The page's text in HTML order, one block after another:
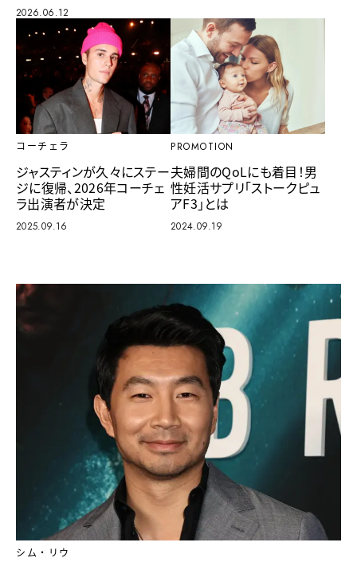
2026.06.12
コーチェラ
ジャスティンが久々にステー
ジに復帰、2026年コーチェ
ラ出演者が決定
2025.09.16
PROMOTION
夫婦間のQoLにも着目！男
性妊活サプリ「ストークピュ
アF3」とは
2024.09.19
シム・リウ